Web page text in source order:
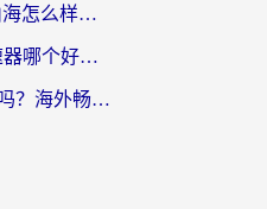
在澳洲玩天下-异兽山海怎么样才能不卡？一份给南半球玩家的自救指南
使命召唤OL国外加速器哪个好用？海外玩家亲测的国服游戏加速终极指南
国外可以打幻想江湖吗？海外畅玩国服游戏的终极指南